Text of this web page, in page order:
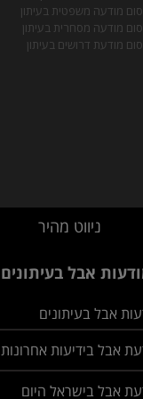
מודעה משפטית בעיתון
מודעה מסחרית בעיתון
מודעת דרושים בעיתון
ניווט מהיר
אבל בעיתונים
אבל בעיתונים
אבל בידיעות אחרונות
אבל בישראל היום